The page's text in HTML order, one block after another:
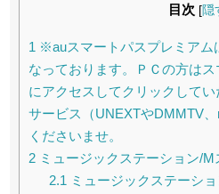
目次 [隠
1 ※auスマートパスプレミアム
なっております。ＰＣの方は
にアクセスしてクリックして
サービス（UNEXTやDMMTV
くださいませ。
2 ミュージックステーション/
2.1 ミュージックステーシ